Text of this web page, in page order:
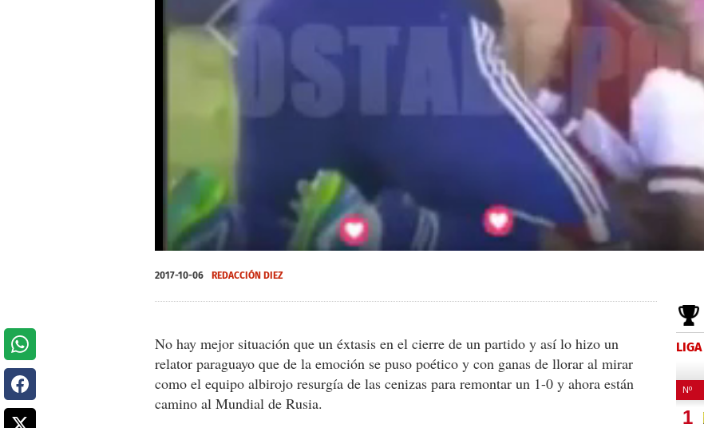
seconds
of
2017-10-06 REDACCIÓN DIEZ
No hay mejor situación que un éxtasis en el cierre de un partido y así lo hizo un
relator paraguayo que de la emoción se puso poético y con ganas de llorar al mirar
como el equipo albirojo resurgía de las cenizas para remontar un 1-0 y ahora están
camino al Mundial de Rusia.